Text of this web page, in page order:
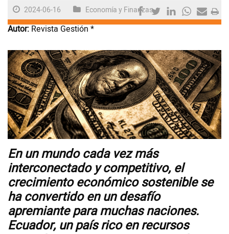
Firmas
Internacional
Juegos
Videos
NEWSLETTERS
2024-06-16 Economía y Finanzas
Autor: Revista Gestión *
En un mundo cada vez más
interconectado y competitivo, el
crecimiento económico sostenible se
ha convertido en un desafío
apremiante para muchas naciones.
Ecuador, un país rico en recursos